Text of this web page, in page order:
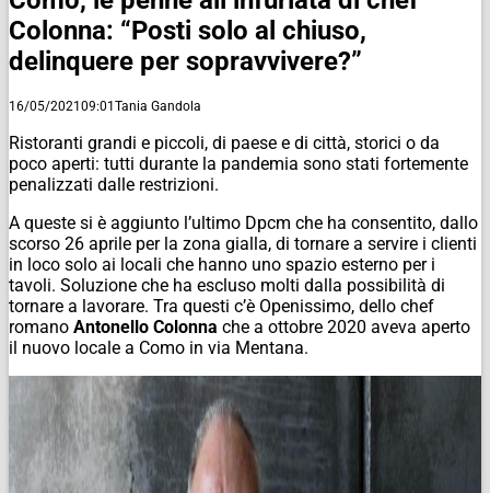
Colonna: “Posti solo al chiuso,
delinquere per sopravvivere?”
16/05/202109:01Tania Gandola
Ristoranti grandi e piccoli, di paese e di città, storici o da
poco aperti: tutti durante la pandemia sono stati fortemente
penalizzati dalle restrizioni.
A queste si è aggiunto l’ultimo Dpcm che ha consentito, dallo
scorso 26 aprile per la zona gialla, di tornare a servire i clienti
in loco solo ai locali che hanno uno spazio esterno per i
tavoli. Soluzione che ha escluso molti dalla possibilità di
tornare a lavorare. Tra questi c’è Openissimo, dello chef
romano Antonello Colonna che a ottobre 2020 aveva aperto
il nuovo locale a Como in via Mentana.